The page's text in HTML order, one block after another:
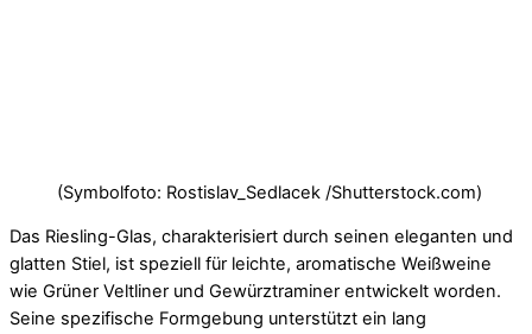
(Symbolfoto: Rostislav_Sedlacek /Shutterstock.com)
Das Riesling-Glas, charakterisiert durch seinen eleganten und
glatten Stiel, ist speziell für leichte, aromatische Weißweine
wie Grüner Veltliner und Gewürztraminer entwickelt worden.
Seine spezifische Formgebung unterstützt ein lang